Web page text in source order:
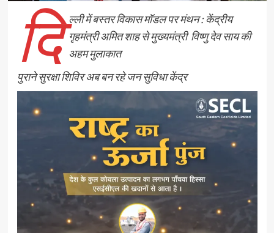
दि ल्ली में बस्तर विकास मॉडल पर मंथन : केंद्रीय
गृहमंत्री अमित शाह से मुख्यमंत्री विष्णु देव साय की
अहम मुलाकात
पुराने सुरक्षा शिविर अब बन रहे जन सुविधा केंद्र